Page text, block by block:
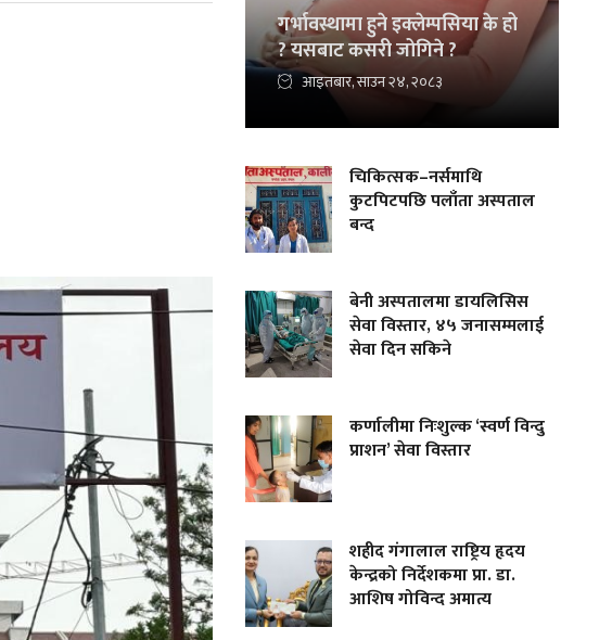
गर्भावस्थामा हुने इक्लेम्पसिया के हो
? यसबाट कसरी जोगिने ?
आइतबार, साउन २४, २०८३
चिकित्सक–नर्समाथि
कुटपिटपछि पलाँता अस्पताल
बन्द
बेनी अस्पतालमा डायलिसिस
सेवा विस्तार, ४५ जनासम्मलाई
सेवा दिन सकिने
कर्णालीमा निःशुल्क ‘स्वर्ण विन्दु
प्राशन’ सेवा विस्तार
शहीद गंगालाल राष्ट्रिय हृदय
केन्द्रको निर्देशकमा प्रा. डा.
आशिष गोविन्द अमात्य